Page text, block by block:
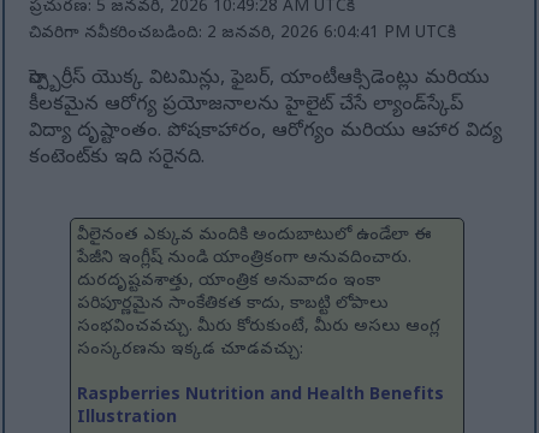
ప్రచురణ: 5 జనవరి, 2026 10:49:28 AM UTCకి
చివరిగా నవీకరించబడింది: 2 జనవరి, 2026 6:04:41 PM UTCకి
రాస్ప్బెర్రీస్ యొక్క విటమిన్లు, ఫైబర్, యాంటీఆక్సిడెంట్లు మరియు
కీలకమైన ఆరోగ్య ప్రయోజనాలను హైలైట్ చేసే ల్యాండ్‌స్కేప్
విద్యా దృష్టాంతం. పోషకాహారం, ఆరోగ్యం మరియు ఆహార విద్య
కంటెంట్‌కు ఇది సరైనది.
వీలైనంత ఎక్కువ మందికి అందుబాటులో ఉండేలా ఈ
పేజీని ఇంగ్లీష్ నుండి యాంత్రికంగా అనువదించారు.
దురదృష్టవశాత్తు, యాంత్రిక అనువాదం ఇంకా
పరిపూర్ణమైన సాంకేతికత కాదు, కాబట్టి లోపాలు
సంభవించవచ్చు. మీరు కోరుకుంటే, మీరు అసలు ఆంగ్ల
సంస్కరణను ఇక్కడ చూడవచ్చు:
Raspberries Nutrition and Health Benefits
Illustration